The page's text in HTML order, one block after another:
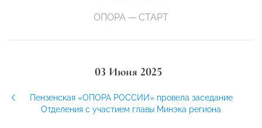
ОПОРА — СТАРТ
03 Июня 2025
Пензенская «ОПОРА РОССИИ» провела заседание
Отделения с участием главы Минэка региона